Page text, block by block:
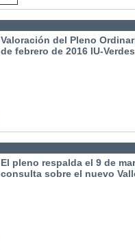
Valoración del Pleno
de febrero de 2016 IU-Verdes
El pleno respalda el 9 de
consulta sobre el nuevo